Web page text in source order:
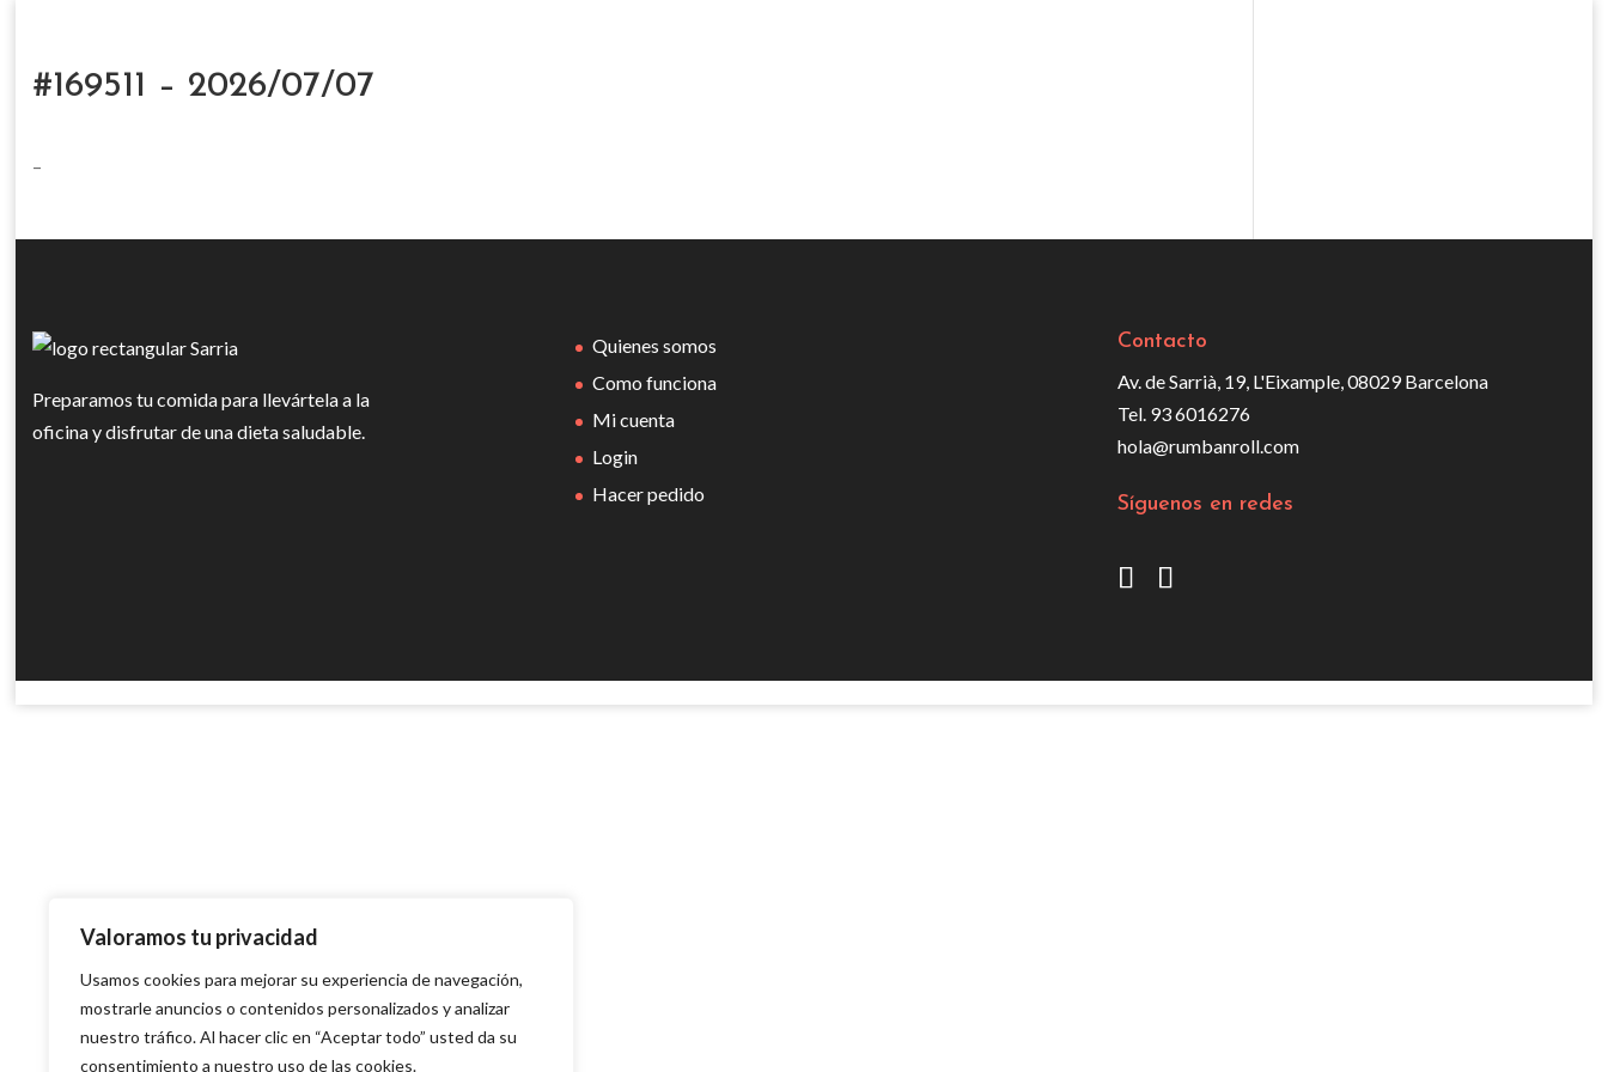
Valoramos tu privacidad
Usamos cookies para mejorar su experiencia de navegación,
mostrarle anuncios o contenidos personalizados y analizar
nuestro tráfico. Al hacer clic en “Aceptar todo” usted da su
consentimiento a nuestro uso de las cookies.
#169511 – 2026/07/07
–
Preparamos tu comida para llevártela a la
oficina y disfrutar de una dieta saludable.
Quienes somos
Como funciona
Mi cuenta
Login
Hacer pedido
Contacto
Av. de Sarrià, 19, L'Eixample, 08029 Barcelona
Tel. 93 6016276
hola@rumbanroll.com
Síguenos en redes